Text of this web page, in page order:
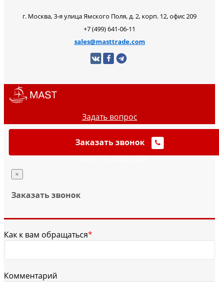
г. Москва, 3-я улица Ямского Поля, д. 2, корп. 12, офис 209
+7 (499) 641-06-11
sales@masttrade.com
Задать вопрос
Заказать звонок
MAST © 2020-2026
×
Заказать звонок
Как к вам обращаться*
Комментарий